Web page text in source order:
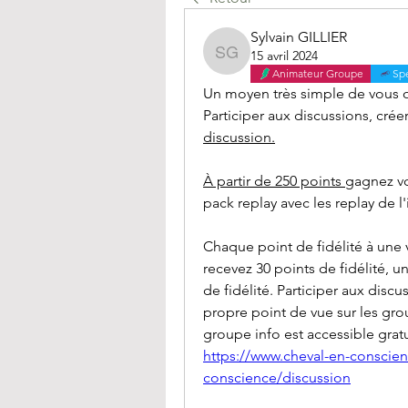
Sylvain GILLIER
Sylvain GILLIER
15 avril 2024
Animateur Groupe
Un moyen très simple de vous
discussion.
À partir de 250 points gagnez
pack replay avec les replay
Chaque point de fidélité à une
recevez 30 points de fidélité,
de fidélité. Participer aux
propre point de vue sur les
groupe info est accessible
https://www.cheval-en-
conscience/discussion